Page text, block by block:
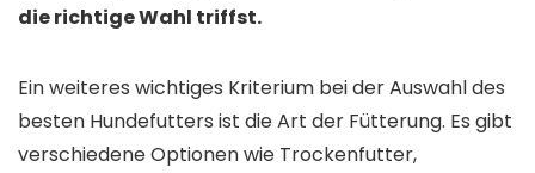
die richtige Wahl triffst.
Ein weiteres wichtiges Kriterium bei der Auswahl des
besten Hundefutters ist die Art der Fütterung. Es gibt
verschiedene Optionen wie Trockenfutter,